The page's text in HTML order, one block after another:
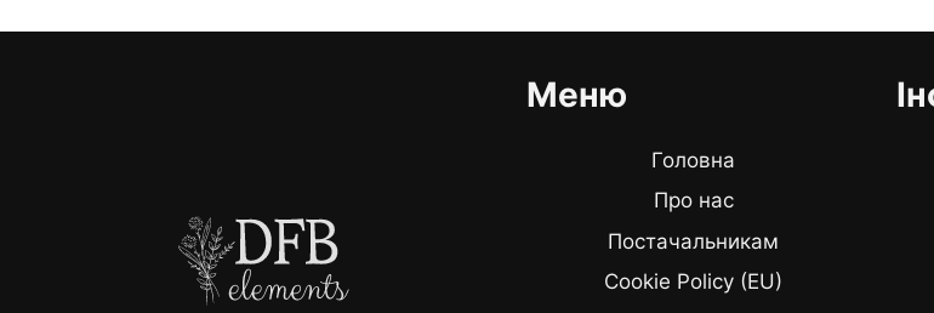
Меню
Головна
Про нас
Постачальникам
Cookie Policy (EU)